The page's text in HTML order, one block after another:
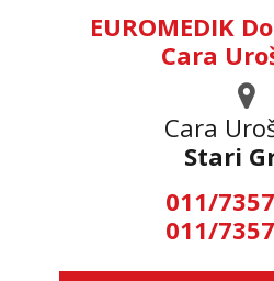
EUROMEDIK
Cara
Cara
Stari
011/
011/